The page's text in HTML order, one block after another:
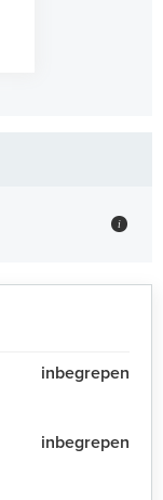
i
inbegrepen
inbegrepen